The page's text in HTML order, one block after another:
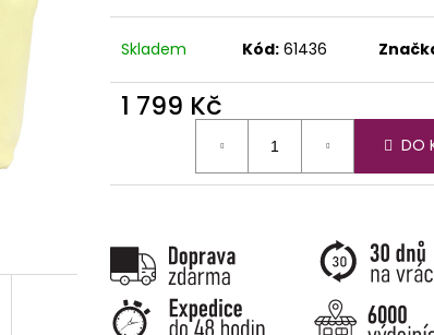
Skladem Kód: 61436
1 799 Kč
DO